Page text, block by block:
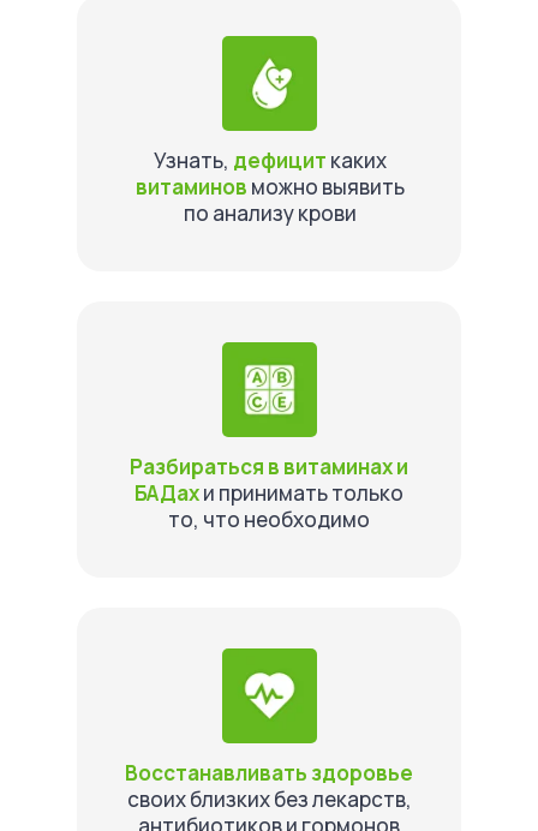
Разбираться в витаминах и
БАДахи принимать только
то, что необходимо
Восстанавливать здоровье
своих близких без лекарств,
Узнать, дефицит каких
витаминов можно выявить
по анализу крови